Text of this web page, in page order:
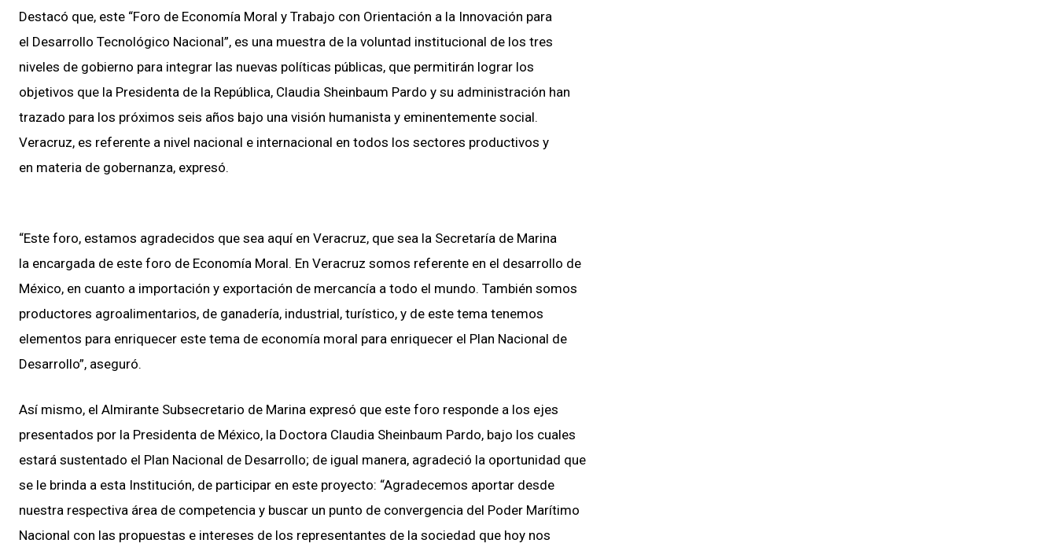
Destacó que, este “Foro de Economía Moral y Trabajo con Orientación a la Innovación para
el Desarrollo Tecnológico Nacional”, es una muestra de la voluntad institucional de los tres
niveles de gobierno para integrar las nuevas políticas públicas, que permitirán lograr los
objetivos que la Presidenta de la República, Claudia Sheinbaum Pardo y su administración han
trazado para los próximos seis años bajo una visión humanista y eminentemente social.
Veracruz, es referente a nivel nacional e internacional en todos los sectores productivos y
en materia de gobernanza, expresó.
“Este foro, estamos agradecidos que sea aquí en Veracruz, que sea la Secretaría de Marina
la encargada de este foro de Economía Moral. En Veracruz somos referente en el desarrollo de
México, en cuanto a importación y exportación de mercancía a todo el mundo. También somos
productores agroalimentarios, de ganadería, industrial, turístico, y de este tema tenemos
elementos para enriquecer este tema de economía moral para enriquecer el Plan Nacional de
Desarrollo”, aseguró.
Así mismo, el Almirante Subsecretario de Marina expresó que este foro responde a los ejes
presentados por la Presidenta de México, la Doctora Claudia Sheinbaum Pardo, bajo los cuales
estará sustentado el Plan Nacional de Desarrollo; de igual manera, agradeció la oportunidad que
se le brinda a esta Institución, de participar en este proyecto: “Agradecemos aportar desde
nuestra respectiva área de competencia y buscar un punto de convergencia del Poder Marítimo
Nacional con las propuestas e intereses de los representantes de la sociedad que hoy nos